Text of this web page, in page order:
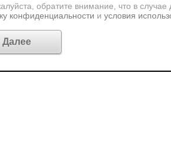
обратите внимание, что в
конфиденциальности и условия